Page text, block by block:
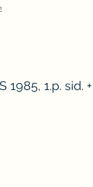
1985, 1.p. sid. +